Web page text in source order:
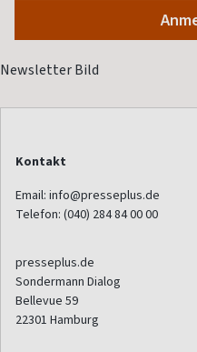
Kontakt
Email: info@presseplus.de
Telefon: (040) 284 84 00 00
presseplus.de
Sondermann Dialog
Bellevue 59
22301 Hamburg